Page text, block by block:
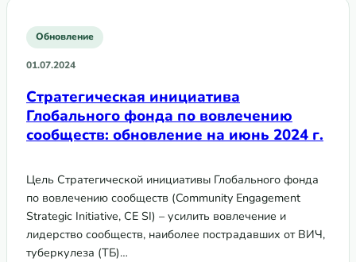
Обновление
01.07.2024
Стратегическая инициатива
Глобального фонда по вовлечению
сообществ: обновление на июнь 2024 г.
Цель Стратегической инициативы Глобального фонда
по вовлечению сообществ (Community Engagement
Strategic Initiative, CE SI) – усилить вовлечение и
лидерство сообществ, наиболее пострадавших от ВИЧ,
туберкулеза (ТБ)…